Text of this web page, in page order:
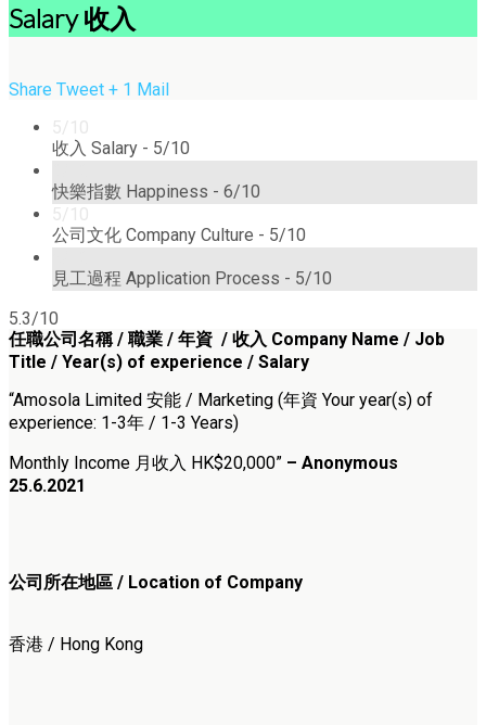
Salary 收入
Share Tweet + 1 Mail
5/10
收入 Salary - 5/10
快樂指數 Happiness - 6/10
5/10
公司文化 Company Culture - 5/10
見工過程 Application Process - 5/10
5.3/10
任職公司名稱 / 職業 / 年資 / 收入 Company Name / Job
Title / Year(s) of experience / Salary
“Amosola Limited 安能 / Marketing (年資 Your year(s) of
experience: 1-3年 / 1-3 Years)
Monthly Income 月收入 HK$20,000” – Anonymous
25.6.2021
公司所在地區 / Location of Company
香港 / Hong Kong